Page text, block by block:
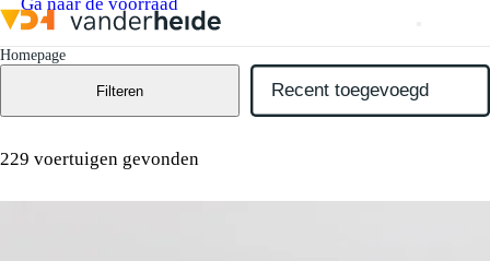
Homepage
229 voertuigen gevonden
Filteren